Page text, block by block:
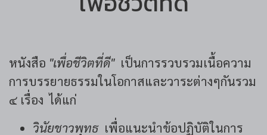
หนังสือ "เพื่อชีวิตที่ดี"เป็นการรวบรวมเนื้อความ
การบรรยายธรรมในโอกาสและวาระต่างๆกันรวม
๔ เรื่อง ได้แก่
วินัยชาวพุทธเพื่อแนะนำข้อปฏิบัติในการ